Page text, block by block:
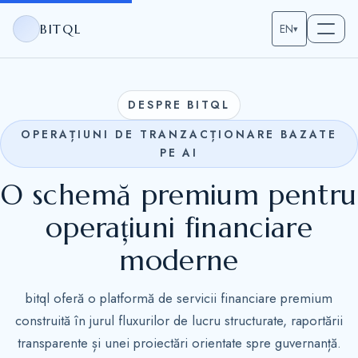
BITQL EN▾
DESPRE BITQL
OPERAȚIUNI DE TRANZACȚIONARE BAZATE
PE AI
O schemă premium pentru
operațiuni financiare
moderne
bitql oferă o platformă de servicii financiare premium
construită în jurul fluxurilor de lucru structurate, raportării
transparente și unei proiectări orientate spre guvernanță.